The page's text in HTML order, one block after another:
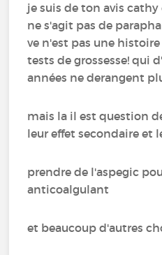
je suis de ton avis
ne s'agit pas de
ve n'est pas une
tests de grossesse! qui
années ne derangent
mais la il est question
leur effet secondaire et
prendre de l'aspegic
anticoalgulant
et beaucoup d'autres